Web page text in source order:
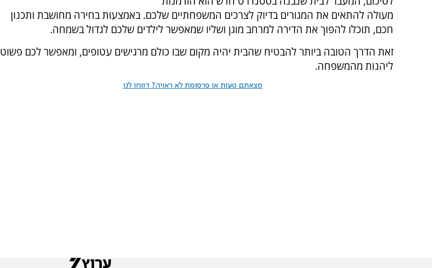
מעולה להתאים את המגורים בדיוק לצרכים המשפחתיים שלכם. באמצעות בחירה מחושבת ותכנון
חכם, תוכלו להפוך את הדירה למרחב מוגן ושליו שמאפשר לילדים שלכם לגדול בשמחה.
זאת הדרך הטובה ביותר להבטיח שהבית יהיה מקום שבו כולם מרגישים עטופים, ומאפשר לכם פשוט
ליהנות מהמשפחה.
מצאתם טעות או פרסומת לא ראויה? דווחו לנו